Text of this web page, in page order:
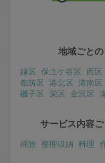
地域ごと
緑区 保土ケ谷区 西区
都筑区 港北区 港南区
磯子区 栄区 金沢区
サービス内容
掃除 整理収納 料理